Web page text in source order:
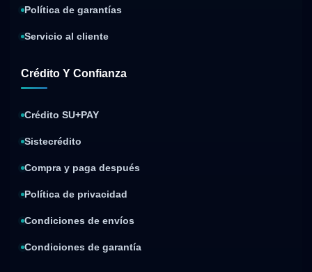
Política de garantías
Servicio al cliente
Crédito Y Confianza
Crédito SU+PAY
Sistecrédito
Compra y paga después
Política de privacidad
Condiciones de envíos
Condiciones de garantía